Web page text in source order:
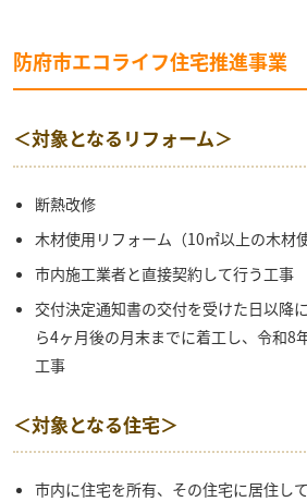
防府市エコライフ住宅推進事業
＜対象となるリフォーム＞
断熱改修
木材使用リフォーム（10㎡以上の木材使
市内施工業者と直接契約して行う工事
交付決定通知書の交付を受けた日以降
ら4ヶ月後の月末までに着工し、令和8
工事
＜対象となる住宅＞
市内に住宅を所有、その住宅に居住し